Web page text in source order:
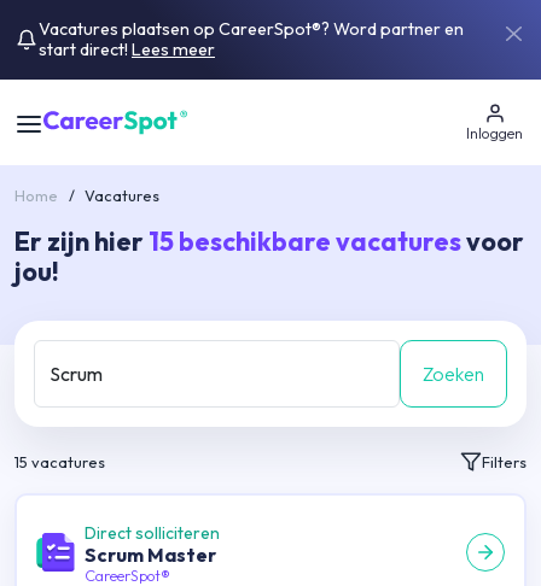
Vacatures plaatsen op CareerSpot®? Word partner en
start direct! Lees meer
Inloggen
Home / Vacatures
Er zijn hier 15beschikbare vacaturesvoor
jou!
Zoeken
15 vacatures Filters
Direct solliciteren
Scrum Master
CareerSpot®